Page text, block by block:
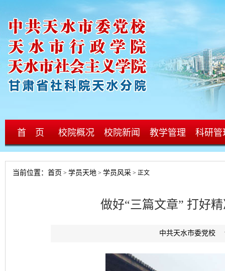
首 页 校院概况 校院新闻 教学管理 科研管
当前位置： 首页 > 学员天地 > 学员风采 > 正文
做好“三篇文章” 打好
中共天水市委党校